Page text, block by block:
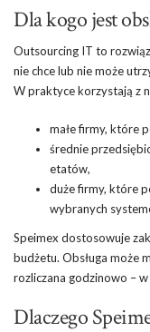
Dla kogo jest
Outsourcing IT to
nie chce lub nie może
W praktyce korzystają z
małe firmy, które
średnie
etatów,
duże firmy, które
wybranych
Speimex dostosowuje
budżetu. Obsługa może
rozliczana godzinowo –
Dlaczego